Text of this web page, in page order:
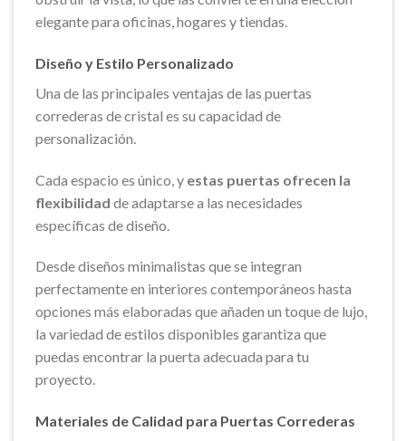
elegante para oficinas, hogares y tiendas.
Diseño y Estilo Personalizado
Una de las principales ventajas de las puertas
correderas de cristal es su capacidad de
personalización.
Cada espacio es único, y estas puertas ofrecen la
flexibilidad de adaptarse a las necesidades
específicas de diseño.
Desde diseños minimalistas que se integran
perfectamente en interiores contemporáneos hasta
opciones más elaboradas que añaden un toque de lujo,
la variedad de estilos disponibles garantiza que
puedas encontrar la puerta adecuada para tu
proyecto.
Materiales de Calidad para Puertas Correderas